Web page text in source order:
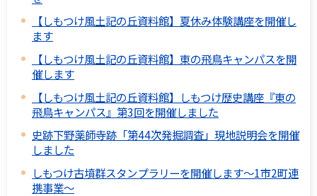
【しもつけ風土記の丘資料館】夏休み体験講座を開催し
ます
【しもつけ風土記の丘資料館】東の飛鳥キャンパスを開
催します
【しもつけ風土記の丘資料館】しもつけ歴史講座『東の
飛鳥キャンパス』第3回を開催しました
史跡下野薬師寺跡「第44次発掘調査」現地説明会を開催
しました
しもつけ古墳群スタンプラリーを開催します～1市2町連
携事業～